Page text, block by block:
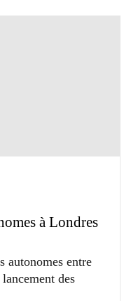
à Londres
autonomes entre
des